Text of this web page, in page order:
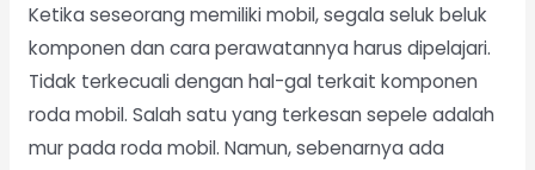
Ketika seseorang memiliki mobil, segala seluk beluk
komponen dan cara perawatannya harus dipelajari.
Tidak terkecuali dengan hal-gal terkait komponen
roda mobil. Salah satu yang terkesan sepele adalah
mur pada roda mobil. Namun, sebenarnya ada